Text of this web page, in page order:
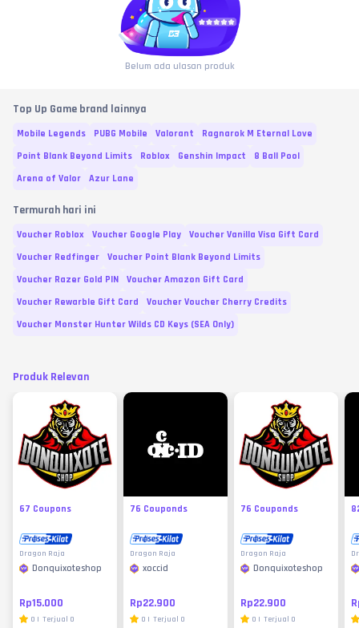
Belum ada ulasan produk
Top Up Game brand lainnya
Mobile Legends PUBG Mobile Valorant
Ragnarok M Eternal Love
Point Blank Beyond Limits
Roblox Genshin Impact
8 Ball Pool
Arena of Valor
Azur Lane
Termurah hari ini
Voucher Roblox Voucher Google Play
Voucher Vanilla Visa Gift Card
Voucher Redfinger
Voucher Point Blank Beyond Limits
Voucher Razer Gold PIN
Voucher Amazon Gift Card
Voucher Rewarble Gift Card
Voucher Voucher Cherry Credits
Voucher Monster Hunter Wilds CD Keys (SEA Only)
Produk Relevan
67 Coupons
Dragon Raja
Donquixoteshop
Rp15.000
0 | Terjual 0
76 Couponds
Dragon Raja
xoccid
Rp22.900
0 | Terjual 0
76 Couponds
Dragon Raja
Donquixoteshop
Rp22.900
0 | Terjual 0